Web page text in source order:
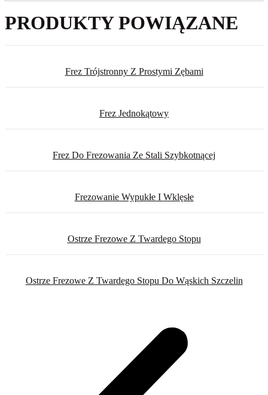
PRODUKTY POWIĄZANE
Frez Trójstronny Z Prostymi Zębami
Frez Jednokątowy
Frez Do Frezowania Ze Stali Szybkotnącej
Frezowanie Wypukłe I Wklęsłe
Ostrze Frezowe Z Twardego Stopu
Ostrze Frezowe Z Twardego Stopu Do Wąskich Szczelin